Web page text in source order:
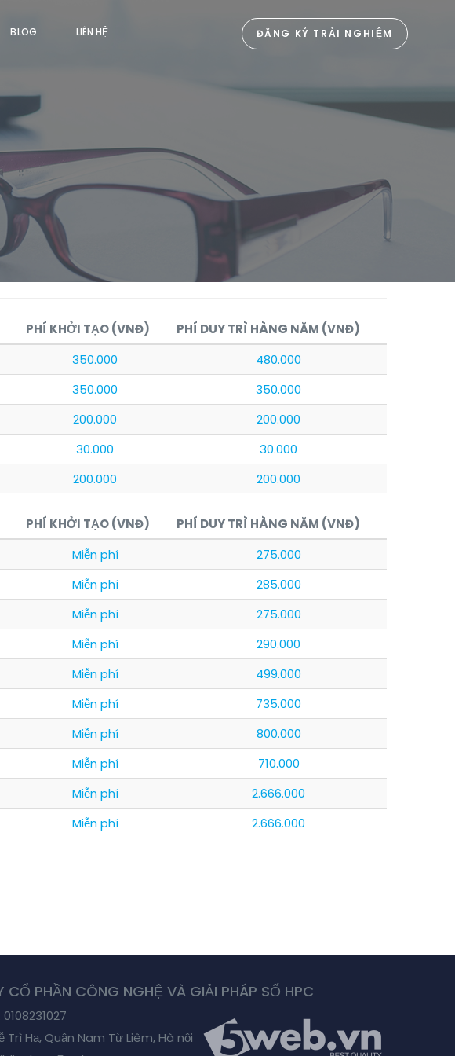
BLOG LIÊN HỆ ĐĂNG KÝ TRẢI NGHIỆM
PHÍ KHỞI TẠO (VNĐ)
PHÍ DUY TRÌ HÀNG NĂM (VNĐ)
350.000
480.000
350.000
350.000
200.000
200.000
30.000
30.000
200.000 200.000
PHÍ KHỞI TẠO (VNĐ)
PHÍ DUY TRÌ HÀNG NĂM (VNĐ)
Miễn phí
275.000
Miễn phí
285.000
Miễn phí
275.000
Miễn phí
290.000
Miễn phí
499.000
Miễn phí
735.000
Miễn phí
800.000
Miễn phí
710.000
Miễn phí
2.666.000
Miễn phí 2.666.000
CỔ PHẦN CÔNG NGHỆ VÀ GIẢI PHÁP SỐ HPC
0108231027
Trì Hạ, Quận Nam Từ Liêm, Hà nội